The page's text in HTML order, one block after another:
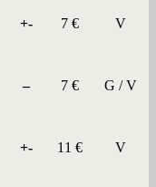
+- 7 € V
– 7 € G / V
+- 11 € V